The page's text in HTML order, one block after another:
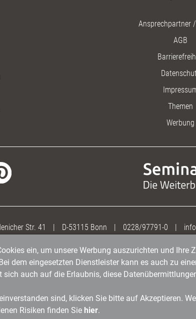
Ansprechpartner
AGB
Themen
Werbung
Str. 41 | D-53115 Bonn | 0228/97791-0 |
ein, um unsere Werbung auszurichten und Ihre
dem eingesetzten Dienstleister kann es auch zu
auch auf die Erlaubnis, diese
sind, klicken Sie bitte auf Akzeptieren.
Risiken finden Sie hier.